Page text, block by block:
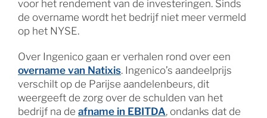
voor het rendement van de investeringen. Sinds
de overname wordt het bedrijf niet meer vermeld
op het NYSE.
Over Ingenico gaan er verhalen rond over een
overname van Natixis. Ingenico’s aandeelprijs
verschilt op de Parijse aandelenbeurs, dit
weergeeft de zorg over de schulden van het
bedrijf na de afname in EBITDA, ondanks dat de